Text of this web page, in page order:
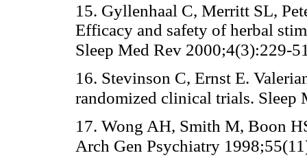
15. Gyllenhaal C, Merritt SL,
Efficacy and safety of herbal
Sleep Med Rev 2000;4(3):229-
16. Stevinson C, Ernst E.
randomized clinical trials. Sleep
17. Wong AH, Smith M, Boon
Arch Gen Psychiatry